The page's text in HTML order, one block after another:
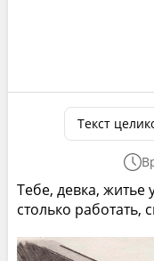
Текст
Тебе, девка, житье
столько работать,